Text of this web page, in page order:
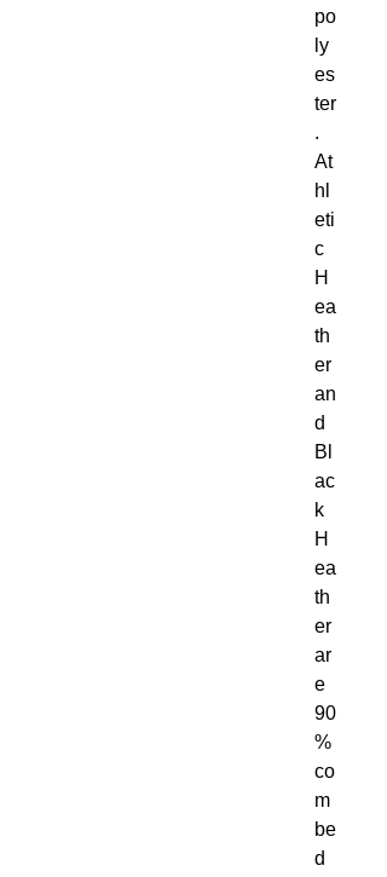
po
ly
es
ter
.
At
hl
eti
c
H
ea
th
er
an
d
Bl
ac
k
H
ea
th
er
ar
e
90
%
co
m
be
d